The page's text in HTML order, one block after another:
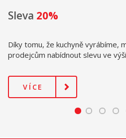
Sleva20%
Díky tomu, že kuchyně vyrábíme,
prodejcům nabídnout slevu ve výši
VÍCE